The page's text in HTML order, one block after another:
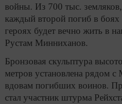
войны. Из 700 тыс.
каждый второй погиб в
героях будет вечно жить в
Рустам Минниханов.
Бронзовая скульптура
метров установлена рядом
вдовам погибших воинов.
стал участник штурма